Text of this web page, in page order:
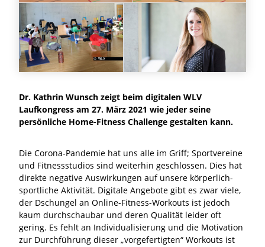
Dr. Kathrin Wunsch zeigt beim digitalen WLV
Laufkongress am 27. März 2021 wie jeder seine
persönliche Home-Fitness Challenge gestalten kann.
Die Corona-Pandemie hat uns alle im Griff; Sportvereine
und Fitnessstudios sind weiterhin geschlossen. Dies hat
direkte negative Auswirkungen auf unsere körperlich-
sportliche Aktivität. Digitale Angebote gibt es zwar viele,
der Dschungel an Online-Fitness-Workouts ist jedoch
kaum durchschaubar und deren Qualität leider oft
gering. Es fehlt an Individualisierung und die Motivation
zur Durchführung dieser „vorgefertigten“ Workouts ist